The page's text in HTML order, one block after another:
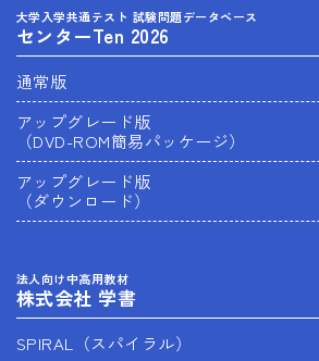
大学入学共通テスト 試験問題データベース
センターTen 2026
通常版
アップグレード版
（DVD-ROM簡易パッケージ）
アップグレード版
（ダウンロード）
法人向け中高用教材
株式会社 学書
SPIRAL（スパイラル）